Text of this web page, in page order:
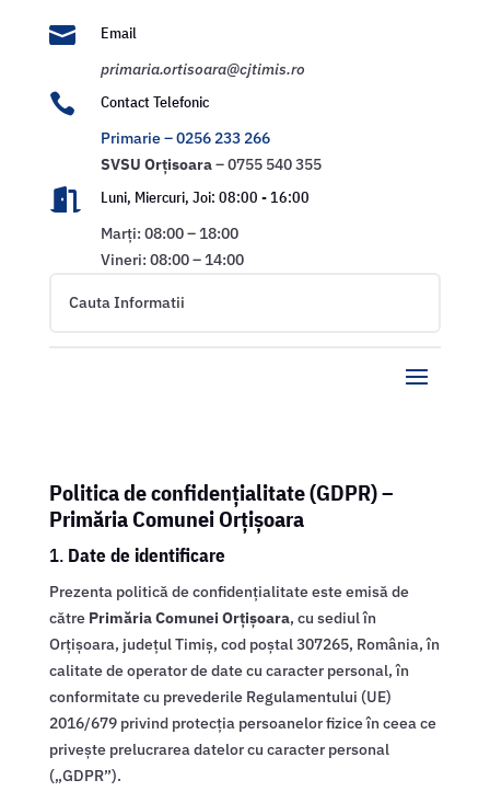

Email
primaria.ortisoara@cjtimis.ro

Contact Telefonic
Primarie – 0256 233 266
SVSU Orțisoara– 0755 540 355

Luni, Miercuri, Joi: 08:00 - 16:00
Marți: 08:00 – 18:00
Vineri: 08:00 – 14:00
Politica de confidențialitate (GDPR) –
Primăria Comunei Orțișoara
1. Date de identificare
Prezenta politică de confidențialitate este emisă de
către Primăria Comunei Orțișoara, cu sediul în
Orțișoara, județul Timiș, cod poștal 307265, România, în
calitate de operator de date cu caracter personal, în
conformitate cu prevederile Regulamentului (UE)
2016/679 privind protecția persoanelor fizice în ceea ce
privește prelucrarea datelor cu caracter personal
(„GDPR”).